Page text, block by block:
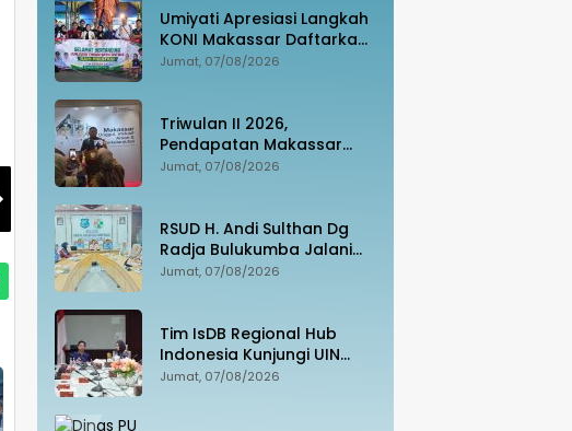
Umiyati Apresiasi Langkah
KONI Makassar Daftarkan
Seluruh Atlet PORPROV ke
Jumat, 07/08/2026
Triwulan II 2026,
Pendapatan Makassar
Capai 49 Persen, Surplus
Jumat, 07/08/2026
RSUD H. Andi Sulthan Dg
Radja Bulukumba Jalani
Evaluasi Komprehensif
Jumat, 07/08/2026
Tim IsDB Regional Hub
Indonesia Kunjungi UIN
Alauddin, Cek Kesiapan
Jumat, 07/08/2026